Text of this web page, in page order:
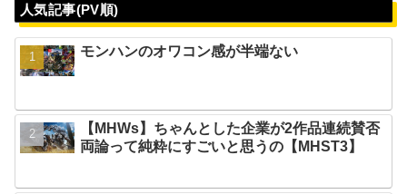
人気記事(PV順)
モンハンのオワコン感が半端ない
【MHWs】ちゃんとした企業が2作品連続賛否
両論って純粋にすごいと思うの【MHST3】